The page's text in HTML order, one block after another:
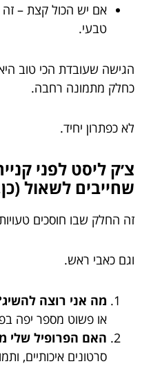
אם יש הכול קצת –
טבעי.
הגישה שעובדת הכי טוב
כחלק מתמונה רחבה.
לא כפתרון יחיד.
שחייבים לשאול
זה החלק שבו חוסכים
וגם כאבי ראש.
מה אני רוצה
או פשוט מספר יפה
האם הפרופיל שלי
סרטונים איכותיים,